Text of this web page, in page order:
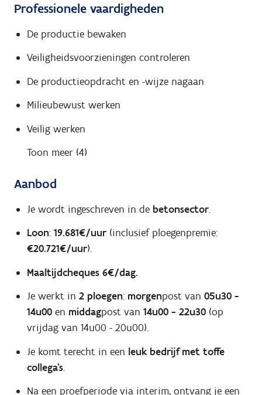
Professionele vaardigheden
De productie bewaken
Veiligheidsvoorzieningen controleren
De productieopdracht en -wijze nagaan
Milieubewust werken
Veilig werken
Toon meer (4)
Aanbod
Je wordt ingeschreven in de betonsector.
Loon: 19.681€/uur(inclusief ploegenpremie:
€20.721€/uur).
Maaltijdcheques 6€/dag.
Je werkt in 2 ploegen: morgenpost van 05u30 -
14u00en middagpost van 14u00 - 22u30(op
vrijdag van 14u00 - 20u00).
Je komt terecht in een leukbedrijf met toffe
collega's.
Na een proefperiode via interim, ontvang je een